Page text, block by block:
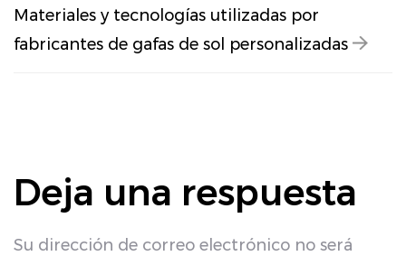
Materiales y tecnologías utilizadas por
fabricantes de gafas de sol personalizadas
Deja una respuesta
Su dirección de correo electrónico no será